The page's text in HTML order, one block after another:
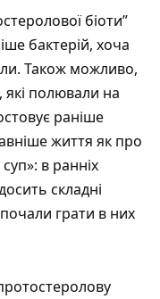
біоти”
бактерій, хоча
Також можливо,
полювали на
раніше
життя як про
в ранніх
складні
почали грати в них